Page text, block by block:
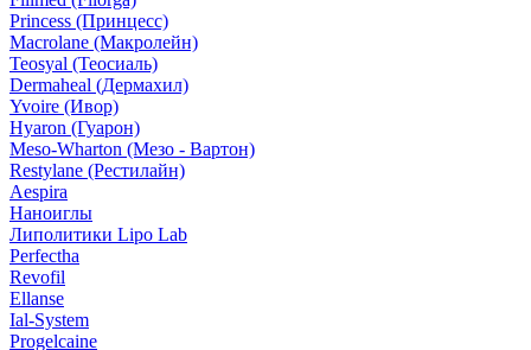
Princess (Принцесс)
Macrolane (Макролейн)
Teosyal (Теосиаль)
Dermaheal (Дермахил)
Yvoire (Ивор)
Hyaron (Гуарон)
Meso-Wharton (Мезо - Вартон)
Restylane (Рестилайн)
Aespira
Наноиглы
Липолитики Lipo Lab
Perfectha
Revofil
Ellanse
Ial-System
Progelcaine